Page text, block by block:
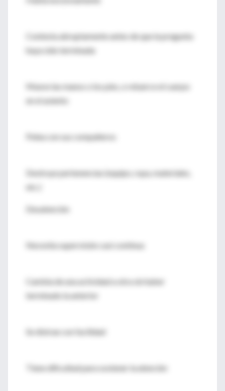
Contesta abruptamente antes de que la pregunta
haya sido terminada
Mueve las manos o los pies, o retuerce el cuerpo
en el asiento
Pelea con sus compañeros
Destruye pertenencias (equipo, ropa, materiales,
etc.)
Desatención
Necesita supervisión casi continua
Cambia de una actividad a otra sin haber
terminado la anterior
Se distrae con facilidad
Tiene dificultad para sostener la atención